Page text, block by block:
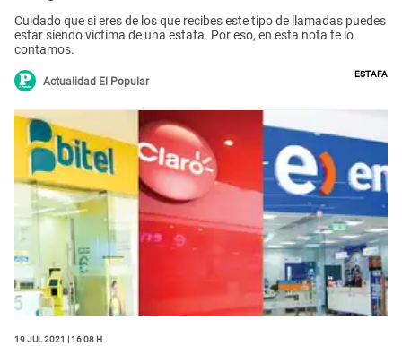
Cuidado que si eres de los que recibes este tipo de llamadas puedes
estar siendo víctima de una estafa. Por eso, en esta nota te lo
contamos.
Actualidad El Popular
Estafa
19 Jul 2021 | 16:08 h